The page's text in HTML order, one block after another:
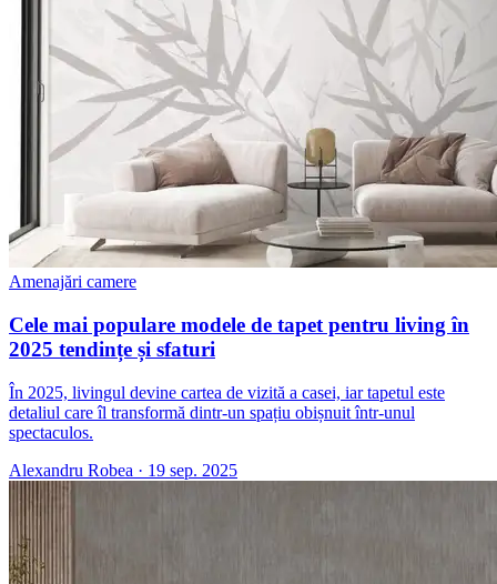
Amenajări camere
Cele mai populare modele de tapet pentru living în
2025 tendințe și sfaturi
În 2025, livingul devine cartea de vizită a casei, iar tapetul este
detaliul care îl transformă dintr-un spațiu obișnuit într-unul
spectaculos.
Alexandru Robea · 19 sep. 2025